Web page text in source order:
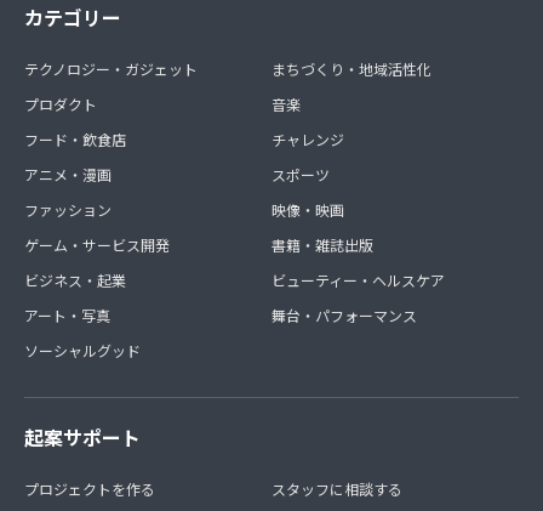
カテゴリー
テクノロジー・ガジェット
プロダクト
フード・飲食店
アニメ・漫画
ファッション
ゲーム・サービス開発
ビジネス・起業
アート・写真
ソーシャルグッド
まちづくり・地域活性化
音楽
チャレンジ
スポーツ
映像・映画
書籍・雑誌出版
ビューティー・ヘルスケア
舞台・パフォーマンス
起案サポート
プロジェクトを作る
スタッフに相談する